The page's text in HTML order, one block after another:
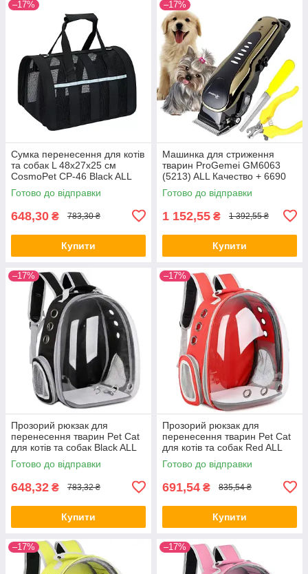
–17%
Сумка перенесення для котів
та собак L 48x27x25 см
CosmoPet CP-46 Black ALL
Качество + 3141
Готово до відправки
648,30 ₴ 783,30 ₴
Купити
–17%
Машинка для стриження
тварин ProGemei GM6063
(5213) ALL Качество + 6690
Готово до відправки
1 152,55 ₴ 1 392,55 ₴
Купити
–17%
Прозорий рюкзак для
перенесення тварин Pet Cat
для котів та собак Black ALL
Качество + 2815
Готово до відправки
648,32 ₴ 783,32 ₴
Купити
–17%
Прозорий рюкзак для
перенесення тварин Pet Cat
для котів та собак Red ALL
Качество + 2817
Готово до відправки
691,54 ₴ 835,54 ₴
Купити
–17% –17%